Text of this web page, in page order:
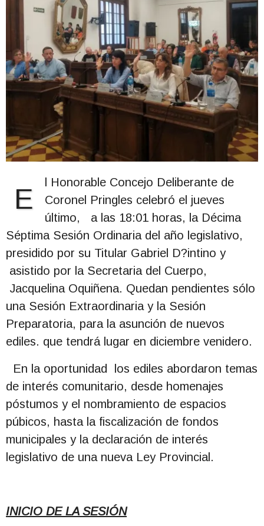
E
l Honorable Concejo Deliberante de
Coronel Pringles celebró el jueves
último, a las 18:01 horas, la Décima
Séptima Sesión Ordinaria del año legislativo,
presidido por su Titular Gabriel D?intino y
asistido por la Secretaria del Cuerpo,
Jacquelina Oquiñena. Quedan pendientes sólo
una Sesión Extraordinaria y la Sesión
Preparatoria, para la asunción de nuevos
ediles. que tendrá lugar en diciembre venidero.
En la oportunidad los ediles abordaron temas
de interés comunitario, desde homenajes
póstumos y el nombramiento de espacios
púbicos, hasta la fiscalización de fondos
municipales y la declaración de interés
legislativo de una nueva Ley Provincial.
INICIO DE LA SESIÓN